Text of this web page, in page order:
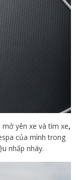
mở yên xe và tìm xe,
của mình trong
nhấp nháy.